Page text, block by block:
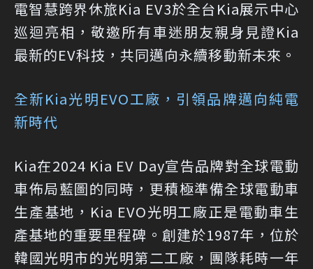
電智慧跨界休旅Kia EV3於全台Kia展示中心
巡迴亮相，敬邀所有車迷朋友親身見證Kia
最新的EV科技，共同邁向永續移動新未來。
全新Kia光明EVO工廠，引領品牌邁向純電
新時代
Kia在2024 Kia EV Day宣告品牌對全球電動
車佈局藍圖的同時，更積極準備全球電動車
生產基地，Kia EVO光明工廠正是電動車生
產基地的重要里程碑。創建於1987年，位於
韓國光明市的光明第二工廠，團隊耗時一年